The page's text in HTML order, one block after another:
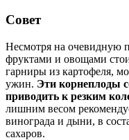
Совет
Несмотря на очевидную
фруктами и овощами
гарниры из картофеля,
ужин. Эти корнеплоды
приводить к резким
лишним весом
винограда и дыни, в
сахаров.